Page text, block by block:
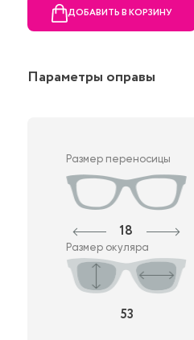
ДОБАВИТЬ В КОРЗИНУ
Параметры оправы
Размер переносицы
18
Размер окуляра
53